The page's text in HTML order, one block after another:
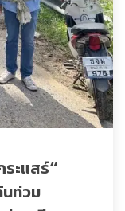
ะแสร์“
ท่วม